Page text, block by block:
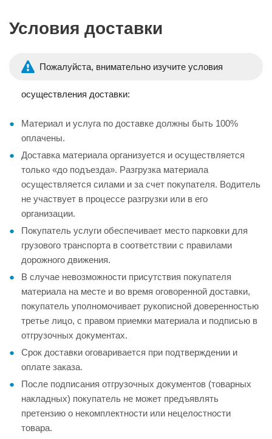
Условия доставки
Пожалуйста, внимательно изучите условия
осуществления доставки:
Материал и услуга по доставке должны быть 100%
оплачены.
Доставка материала организуется и осуществляется
только «до подъезда». Разгрузка материала
осуществляется силами и за счет покупателя. Водитель
не участвует в процессе разгрузки или в его
организации.
Покупатель услуги обеспечивает место парковки для
грузового транспорта в соответствии с правилами
дорожного движения.
В случае невозможности присутствия покупателя
материала на месте и во время оговоренной доставки,
покупатель уполномочивает рукописной доверенностью
третье лицо, с правом приемки материала и подписью в
отгрузочных документах.
Срок доставки оговаривается при подтверждении и
оплате заказа.
После подписания отгрузочных документов (товарных
накладных) покупатель не может предъявлять
претензию о некомплектности или нецелостности
товара.